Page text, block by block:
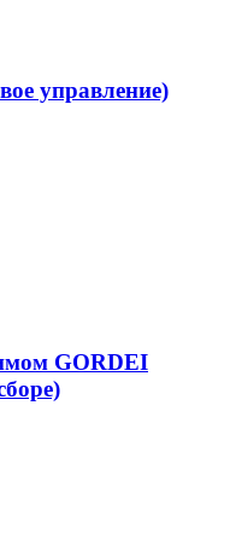
управление)
GORDEI